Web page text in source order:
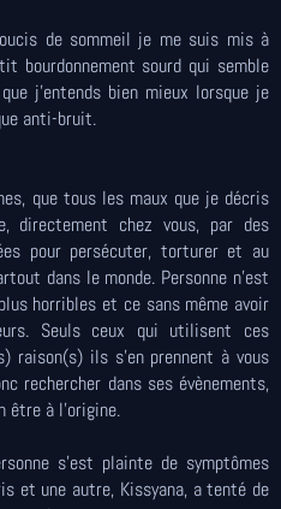
de sommeil je me suis mis à
bourdonnement sourd qui semble
j’entends bien mieux lorsque je
anti-bruit.
que tous les maux que je décris
directement chez vous, par des
pour persécuter, torturer et au
dans le monde. Personne n’est
horribles et ce sans même avoir
Seuls ceux qui utilisent ces
raison(s) ils s’en prennent à vous
rechercher dans ses évènements,
être à l’origine.
s’est plainte de symptômes
et une autre, Kissyana, a tenté de